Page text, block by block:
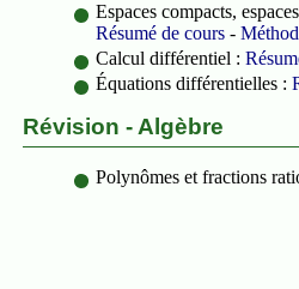
Espaces compacts,
Résumé de cours -
Calcul différentiel :
Équations différentielles :
Révision - Algèbre
Polynômes et fractions